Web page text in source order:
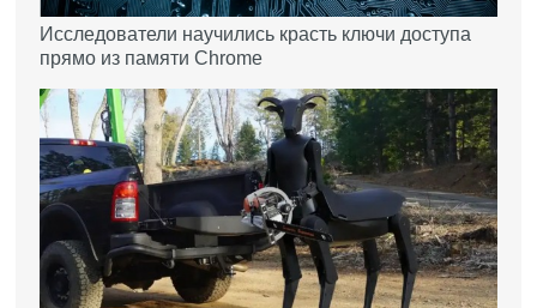
Исследователи научились красть ключи доступа
прямо из памяти Chrome